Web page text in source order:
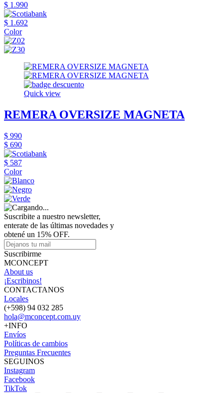
$ 1.990
$ 1.692
Color
Quick view
REMERA OVERSIZE MAGNETA
$ 990
$ 690
$ 587
Color
Suscribite a nuestro newsletter,
enterate de las últimas novedades y
obtené un 15% OFF.
Suscribirme
MCONCEPT
About us
¡Escribinos!
CONTACTANOS
Locales
(+598) 94 032 285
hola@mconcept.com.uy
+INFO
Envíos
Políticas de cambios
Preguntas Frecuentes
SEGUINOS
Instagram
Facebook
TikTok